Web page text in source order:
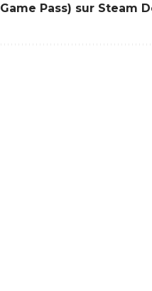
Game Pass) sur Steam